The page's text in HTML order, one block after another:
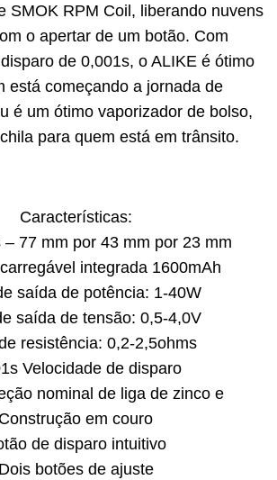
SMOK RPM Coil, liberando nuvens
o apertar de um botão. Com
de 0,001s, o ALIKE é ótimo
está começando a jornada de
é um ótimo vaporizador de bolso,
para quem está em trânsito.
Características:
– 77 mm por 43 mm por 23 mm
integrada 1600mAh
saída de potência: 1-40W
saída de tensão: 0,5-4,0V
resistência: 0,2-2,5ohms
Velocidade de disparo
nominal de liga de zinco e
Construção em couro
de disparo intuitivo
Dois botões de ajuste